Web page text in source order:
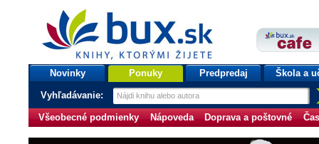
bux.sk
knihy, ktorými žijete
Úvodná stránka
Novinky Ponuky Predpredaj Škola a
Vyhľadávanie:
Všeobecné podmienky Nápoveda Doprava a poštovné